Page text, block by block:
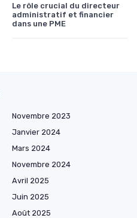
Le rôle crucial du directeur
administratif et financier
dans une PME
Novembre 2023
Janvier 2024
Mars 2024
Novembre 2024
Avril 2025
Juin 2025
Août 2025